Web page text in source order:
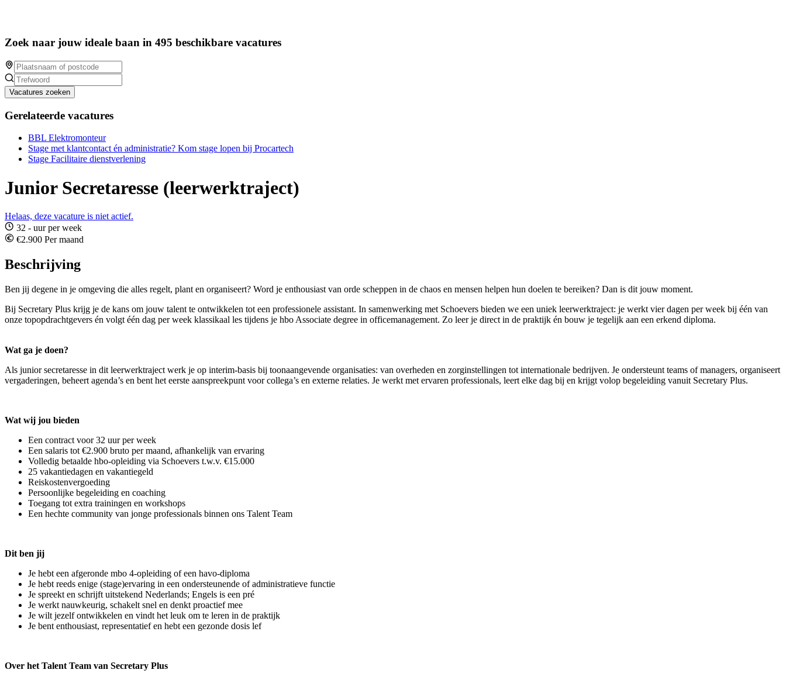
Zoek naar jouw ideale baan in 495 beschikbare vacatures
Vacatures zoeken
Gerelateerde vacatures
BBL Elektromonteur
Stage met klantcontact én administratie? Kom stage lopen bij Procartech
Stage Facilitaire dienstverlening
Junior Secretaresse (leerwerktraject)
Helaas, deze vacature is niet actief.
32 - uur per week
€2.900 Per maand
Beschrijving
Ben jij degene in je omgeving die alles regelt, plant en organiseert? Word je enthousiast van orde scheppen in de chaos en mensen helpen hun doelen te bereiken? Dan is dit jouw moment.
Bij Secretary Plus krijg je de kans om jouw talent te ontwikkelen tot een professionele assistant. In samenwerking met Schoevers bieden we een uniek leerwerktraject: je werkt vier dagen per week bij één van
onze topopdrachtgevers én volgt één dag per week klassikaal les tijdens je hbo Associate degree in officemanagement. Zo leer je direct in de praktijk én bouw je tegelijk aan een erkend diploma.
Wat ga je doen?
Als junior secretaresse in dit leerwerktraject werk je op interim-basis bij toonaangevende organisaties: van overheden en zorginstellingen tot internationale bedrijven. Je ondersteunt teams of managers, organiseert
vergaderingen, beheert agenda’s en bent het eerste aanspreekpunt voor collega’s en externe relaties. Je werkt met ervaren professionals, leert elke dag bij en krijgt volop begeleiding vanuit Secretary Plus.
Wat wij jou bieden
Een contract voor 32 uur per week
Een salaris tot €2.900 bruto per maand, afhankelijk van ervaring
Volledig betaalde hbo-opleiding via Schoevers t.w.v. €15.000
25 vakantiedagen en vakantiegeld
Reiskostenvergoeding
Persoonlijke begeleiding en coaching
Toegang tot extra trainingen en workshops
Een hechte community van jonge professionals binnen ons Talent Team
Dit ben jij
Je hebt een afgeronde mbo 4-opleiding of een havo-diploma
Je hebt reeds enige (stage)ervaring in een ondersteunende of administratieve functie
Je spreekt en schrijft uitstekend Nederlands; Engels is een pré
Je werkt nauwkeurig, schakelt snel en denkt proactief mee
Je wilt jezelf ontwikkelen en vindt het leuk om te leren in de praktijk
Je bent enthousiast, representatief en hebt een gezonde dosis lef
Over het Talent Team van Secretary Plus